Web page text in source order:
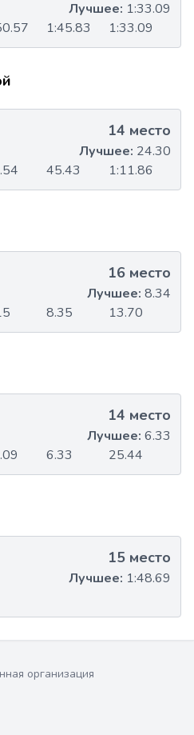
1:45.83 1:33.09
Лучшее: 1:33.09
14 место
45.43 1:11.86
Лучшее: 24.30
16 место
8.35 13.70
Лучшее: 8.34
14 место
6.33 25.44
Лучшее: 6.33
15 место
Лучшее: 1:48.69
организация